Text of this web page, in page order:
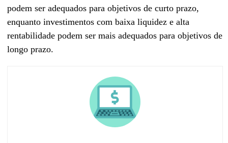
podem ser adequados para objetivos de curto prazo,
enquanto investimentos com baixa liquidez e alta
rentabilidade podem ser mais adequados para objetivos de
longo prazo.